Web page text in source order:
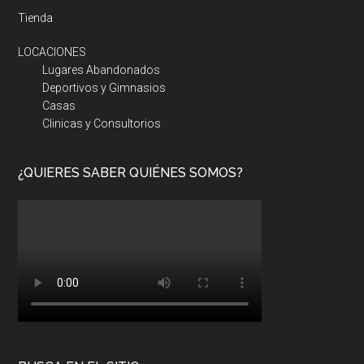
Tienda
LOCACIONES
Lugares Abandonados
Deportivos y Gimnasios
Casas
Clinicas y Consultorios
¿QUIERES SABER QUIÉNES SOMOS?